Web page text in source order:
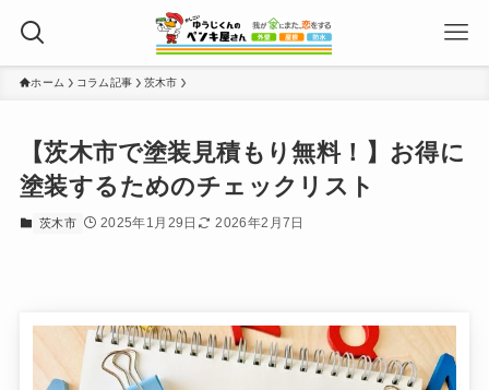
ホーム コラム記事 茨木市
【茨木市で塗装見積もり無料！】お得に
塗装するためのチェックリスト
茨木市 2025年1月29日 2026年2月7日